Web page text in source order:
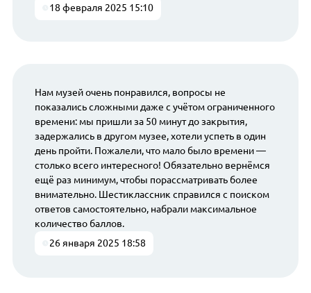
18 февраля 2025 15:10
Нам музей очень понравился, вопросы не
показались сложными даже с учётом ограниченного
времени: мы пришли за 50 минут до закрытия,
задержались в другом музее, хотели успеть в один
день пройти. Пожалели, что мало было времени —
столько всего интересного! Обязательно вернёмся
ещё раз минимум, чтобы порассматривать более
внимательно. Шестиклассник справился с поиском
ответов самостоятельно, набрали максимальное
количество баллов.
26 января 2025 18:58